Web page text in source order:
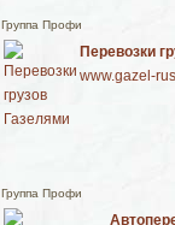
Группа Профи
Перевозки
www.gazel-
Группа Профи